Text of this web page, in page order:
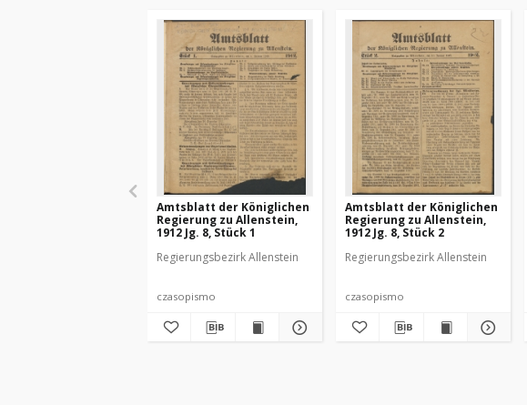
Amtsblatt der Königlichen
Regierung zu Allenstein,
1912 Jg. 8, Stück 1
Regierungsbezirk Allenstein
czasopismo
Amtsblatt der Königlichen
Regierung zu Allenstein,
1912 Jg. 8, Stück 2
Regierungsbezirk Allenstein
czasopismo